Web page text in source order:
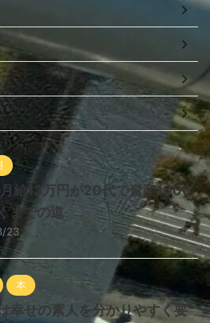
給13万円が20代で資産1000
までの道
23
本
幸せの素人を分かりやすく要